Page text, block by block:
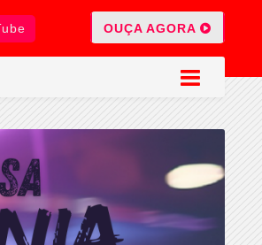
OUÇA AGORA